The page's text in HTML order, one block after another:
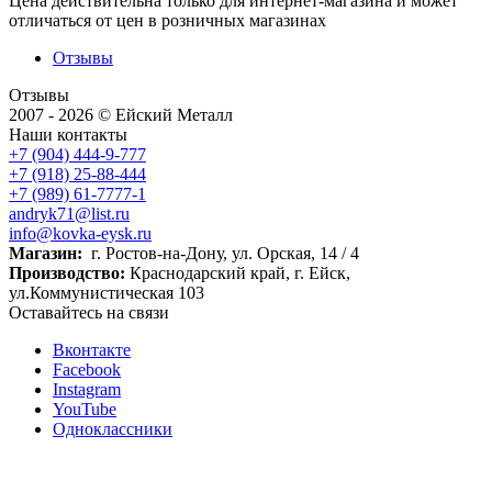
отличаться от цен в розничных магазинах
Отзывы
Отзывы
2007 - 2026 © Ейский Металл
Наши контакты
+7 (904) 444-9-777
+7 (918) 25-88-444
+7 (989) 61-7777-1
andryk71@list.ru
info@kovka-eysk.ru
Магазин: г. Ростов-на-Дону, ул. Орская, 14 / 4
Производство: Краснодарский край, г. Ейск,
ул.Коммунистическая 103
Оставайтесь на связи
Вконтакте
Facebook
Instagram
YouTube
Одноклассники